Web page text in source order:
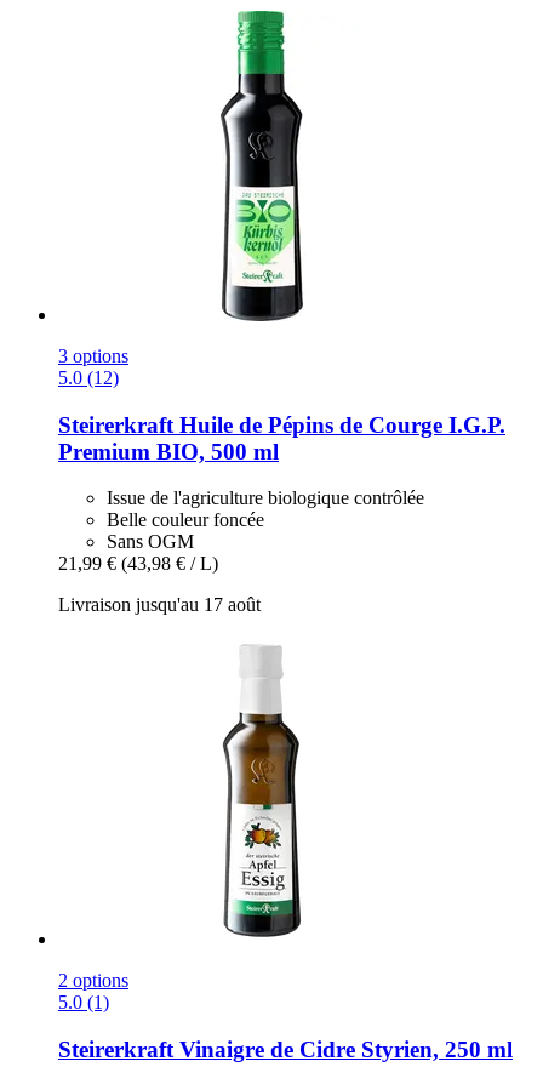
3 options
5.0 (12)
Steirerkraft Huile de Pépins de Courge I.G.P.
Premium BIO, 500 ml
Issue de l'agriculture biologique contrôlée
Belle couleur foncée
Sans OGM
21,99 € (43,98 € / L)
Livraison jusqu'au 17 août
2 options
5.0 (1)
Steirerkraft Vinaigre de Cidre Styrien, 250 ml